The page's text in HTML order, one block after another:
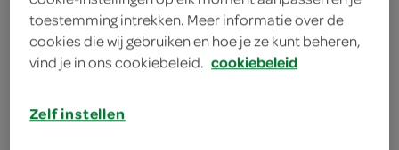
toestemming intrekken. Meer informatie over de
cookies die wij gebruiken en hoe je ze kunt beheren,
vind je in ons cookiebeleid. cookiebeleid
Zelf instellen